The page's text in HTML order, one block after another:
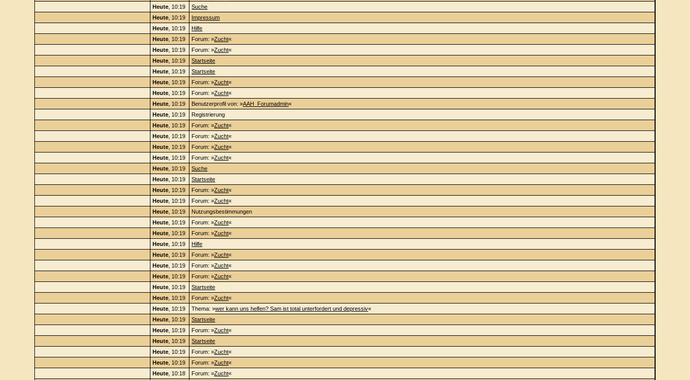
Heute , 10:19
Suche
Heute , 10:19
Impressum
Heute , 10:19
Hilfe
Heute , 10:19 Forum: »Zucht«
Heute , 10:19 Forum: »Zucht«
Heute , 10:19
Startseite
Heute , 10:19
Startseite
Heute , 10:19 Forum: »Zucht«
Heute , 10:19 Forum: »Zucht«
Heute , 10:19 Benutzerprofil von: »AAH_Forumadmin«
Heute , 10:19
Registrierung
Heute , 10:19 Forum: »Zucht«
Heute , 10:19 Forum: »Zucht«
Heute , 10:19 Forum: »Zucht«
Heute , 10:19 Forum: »Zucht«
Heute , 10:19
Suche
Heute , 10:19
Startseite
Heute , 10:19 Forum: »Zucht«
Heute , 10:19 Forum: »Zucht«
Heute , 10:19
Nutzungsbestimmungen
Heute , 10:19 Forum: »Zucht«
Heute , 10:19 Forum: »Zucht«
Heute , 10:19
Hilfe
Heute , 10:19 Forum: »Zucht«
Heute , 10:19 Forum: »Zucht«
Heute , 10:19 Forum: »Zucht«
Heute , 10:19
Startseite
Heute , 10:19 Forum: »Zucht«
Heute , 10:19 Thema: »wer kann uns helfen? Sam ist total unterfordert und depressiv«
Heute , 10:19
Startseite
Heute , 10:19 Forum: »Zucht«
Heute , 10:19
Startseite
Heute , 10:19 Forum: »Zucht«
Heute , 10:19 Forum: »Zucht«
Heute , 10:18 Forum: »Zucht«